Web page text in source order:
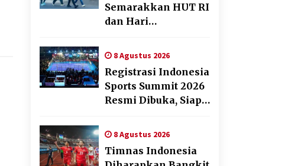
Semarakkan HUT RI
dan Hari
melalui Fun Walk di
Ternate
8 Agustus 2026
Registrasi Indonesia
Sports Summit 2026
Resmi Dibuka, Siap
Pengalaman Beyond
the Game
8 Agustus 2026
Timnas Indonesia